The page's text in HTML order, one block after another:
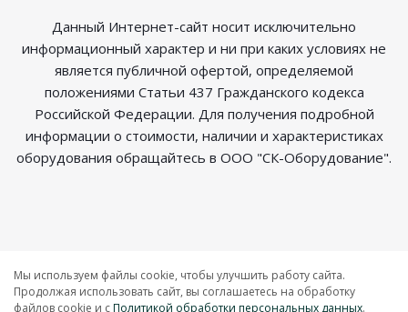
Данный Интернет-сайт носит исключительно
информационный характер и ни при каких условиях не
является публичной офертой, определяемой
положениями Статьи 437 Гражданского кодекса
Российской Федерации. Для получения подробной
информации о стоимости, наличии и характеристиках
оборудования обращайтесь в ООО "СК-Оборудование".
Мы используем файлы cookie, чтобы улучшить работу сайта.
Продолжая использовать сайт, вы соглашаетесь на обработку
файлов cookie и cПолитикой обработки персональных данных.